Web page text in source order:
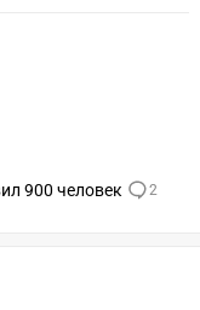
900 человек 2